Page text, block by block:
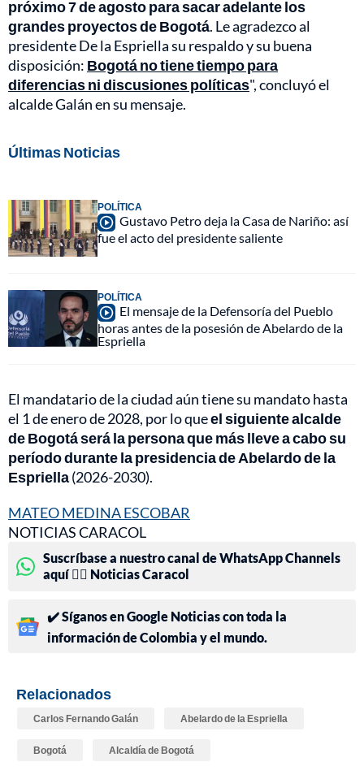
próximo 7 de agosto para sacar adelante los
grandes proyectos de Bogotá. Le agradezco al
presidente De la Espriella su respaldo y su buena
disposición: Bogotá no tiene tiempo para
diferencias ni discusiones políticas", concluyó el
alcalde Galán en su mensaje.
Últimas Noticias
POLÍTICA
Gustavo Petro deja la Casa de Nariño: así
fue el acto del presidente saliente
POLÍTICA
El mensaje de la Defensoría del Pueblo
horas antes de la posesión de Abelardo de la
Espriella
El mandatario de la ciudad aún tiene su mandato hasta
el 1 de enero de 2028, por lo queel siguiente alcalde
de Bogotá será la persona que más lleve a cabo su
período durante la presidencia de Abelardo de la
Espriella(2026-2030).
MATEO MEDINA ESCOBAR
NOTICIAS CARACOL
Suscríbase a nuestro canal de WhatsApp Channels
aquí 👉🏻 Noticias Caracol
✔️ Síganos en Google Noticias con toda la
información de Colombia y el mundo.
Relacionados
Carlos Fernando Galán Abelardo de la Espriella
Bogotá Alcaldía de Bogotá